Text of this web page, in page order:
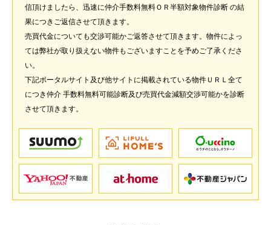
信頂けましたら、迅速に仲介手数料無料ＯＲ半額対象物件診断 の結
果につきご返信させて頂きます。
売買代金についても交渉可能かご返答させて頂きます。物件によっ
ては弊社が取り扱えない物件もございますことを予めご了承くださ
い。
下記ポータルサイト及び他サイトに掲載されている物件ＵＲＬ全て
につき仲介 手数料無料可能診断及び売買代金減額交渉可能かを診断
させて頂きます。